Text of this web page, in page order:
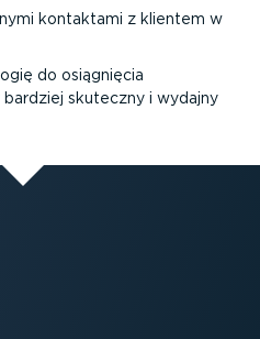
kontaktami z klientem w
do osiągnięcia
skuteczny i wydajny